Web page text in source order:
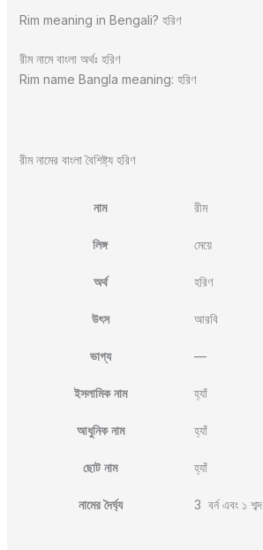
Rim meaning in Bengali? হরিণ
রীম নামে বাংলা অর্থঃ হরিণ
Rim name Bangla meaning: হরিণ
রীম নামের বাংলা বৈশিষ্ট্য হরিণ
নাম রীম
লিঙ্গ মেয়ে
অর্থ হরিণ
উৎস আরবি
ভাগ্য —
ইসলামিক নাম হ্যাঁ
আধুনিক নাম হ্যাঁ
ছোট নাম হ্যাঁ
নামের দৈর্ঘ্য 3 বর্ন এবং ১ শব্দ